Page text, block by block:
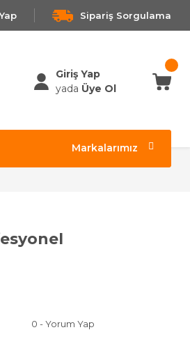
Sipariş Sorgulama
Giriş Yap
yada Üye Ol
Markalarımız
0 - Yorum Yap